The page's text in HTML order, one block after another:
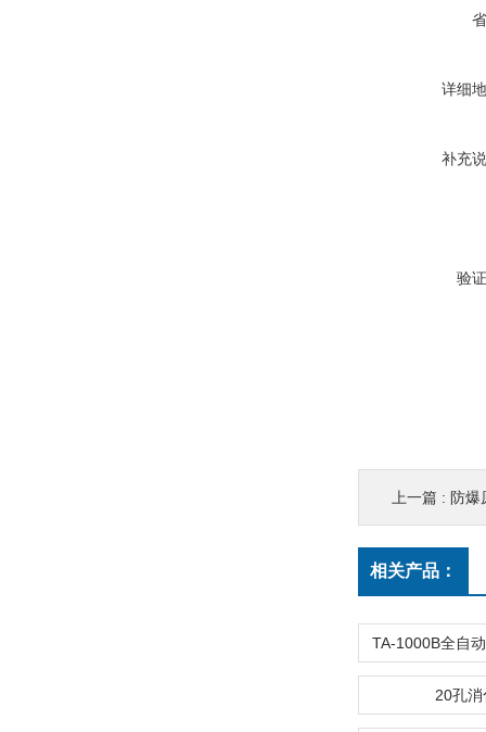
详细
补充
验
上一篇 : 防爆
相关产品：
20孔